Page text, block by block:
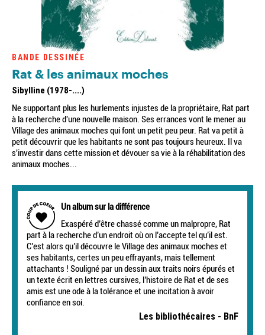
BANDE DESSINÉE
Rat & les animaux moches
Sibylline (1978-....)
Ne supportant plus les hurlements injustes de la propriétaire, Rat part
à la recherche d'une nouvelle maison. Ses errances vont le mener au
Village des animaux moches qui font un petit peu peur. Rat va petit à
petit découvrir que les habitants ne sont pas toujours heureux. Il va
s'investir dans cette mission et dévouer sa vie à la réhabilitation des
animaux moches...
Un album sur la différence
Exaspéré d’être chassé comme un malpropre, Rat
part à la recherche d’un endroit où on l’accepte tel qu’il est.
C’est alors qu’il découvre le Village des animaux moches et
ses habitants, certes un peu effrayants, mais tellement
attachants ! Souligné par un dessin aux traits noirs épurés et
un texte écrit en lettres cursives, l’histoire de Rat et de ses
amis est une ode à la tolérance et une incitation à avoir
confiance en soi.
Les bibliothécaires - BnF